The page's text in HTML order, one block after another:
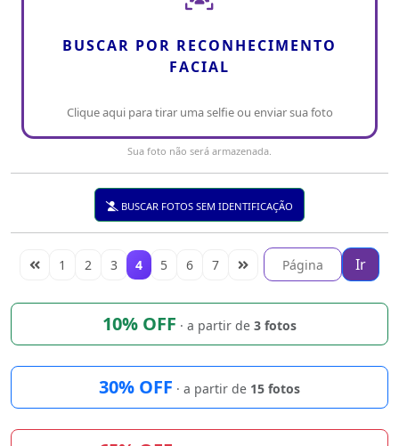
BUSCAR POR RECONHECIMENTO
FACIAL
Clique aqui para tirar uma selfie ou enviar sua foto
Sua foto não será armazenada.
BUSCAR FOTOS SEM IDENTIFICAÇÃO
1 2 3 4 5 6 7 Ir
10% OFF · a partir de 3 fotos
30% OFF · a partir de 15 fotos